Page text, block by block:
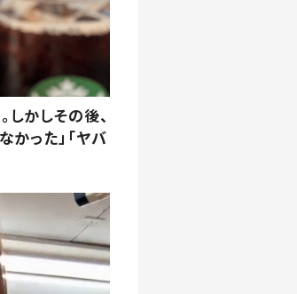
かしその後、
った」「ヤバ